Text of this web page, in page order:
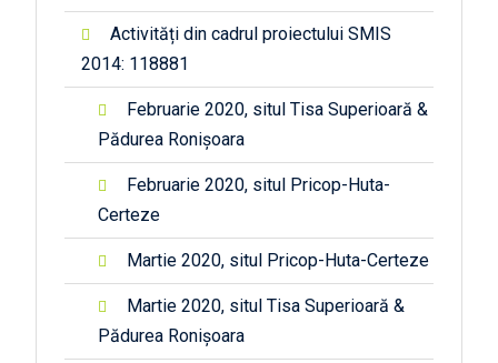
Activități din cadrul proiectului SMIS
2014: 118881
Februarie 2020, situl Tisa Superioară &
Pădurea Ronișoara
Februarie 2020, situl Pricop-Huta-
Certeze
Martie 2020, situl Pricop-Huta-Certeze
Martie 2020, situl Tisa Superioară &
Pădurea Ronișoara